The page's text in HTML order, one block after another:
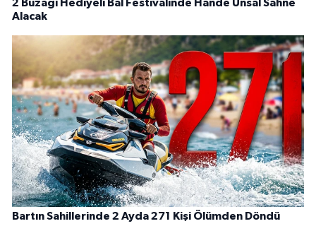
2 Buzağı Hediyeli Bal Festivalinde Hande Ünsal Sahne
Alacak
Bartın Sahillerinde 2 Ayda 271 Kişi Ölümden Döndü